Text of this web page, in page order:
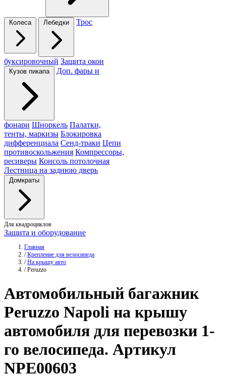
Колеса Лебедки Трос
буксировочный Защита окон
Кузов пикапа Доп. фары и
фонари Шноркель Палатки,
тенты, маркизы Блокировка
дифференциала Сенд-траки Цепи
противоскольжения Компрессоры,
ресиверы Консоль потолочная
Лестница на заднюю дверь
Домкраты
Для квадроциклов
Защита и оборудование
Главная
/ Крепление для велосипеда
/ На крышу авто
/ Peruzzo
Автомобильный багажник
Peruzzo Napoli на крышу
автомобиля для перевозки 1-
го велосипеда. Артикул
NPE00603